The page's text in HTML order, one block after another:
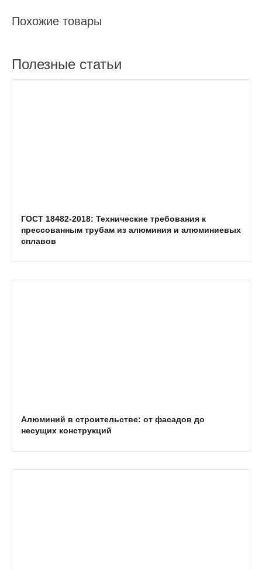
Похожие товары
Полезные статьи
ГОСТ 18482-2018: Технические требования к
прессованным трубам из алюминия и алюминиевых
сплавов
Алюминий в строительстве: от фасадов до
несущих конструкций